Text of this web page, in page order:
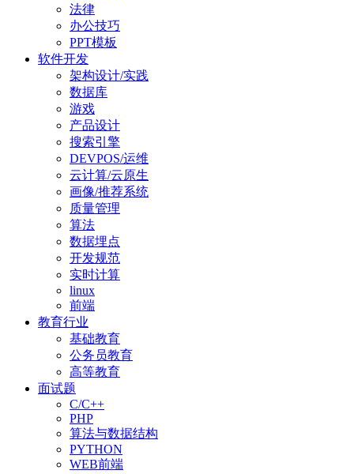
法律
办公技巧
PPT模板
软件开发
架构设计/实践
数据库
游戏
产品设计
搜索引擎
DEVPOS/运维
云计算/云原生
画像/推荐系统
质量管理
算法
数据埋点
开发规范
实时计算
linux
前端
教育行业
基础教育
公务员教育
高等教育
面试题
C/C++
PHP
算法与数据结构
PYTHON
WEB前端